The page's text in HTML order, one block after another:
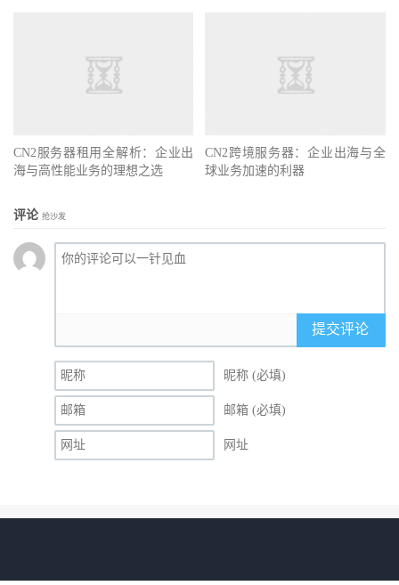
CN2服务器租用全解析：企业出
海与高性能业务的理想之选
CN2跨境服务器：企业出海与全
球业务加速的利器
评论 抢沙发
提交评论
昵称 (必填)
邮箱 (必填)
网址